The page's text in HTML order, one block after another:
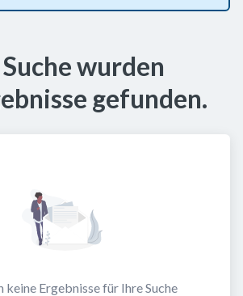
wurden
gefunden.
keine Ergebnisse für Ihre Suche